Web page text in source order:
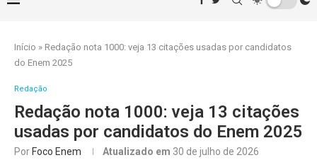
Início » Redação nota 1000: veja 13 citações usadas por candidatos
do Enem 2025
Redação
Redação nota 1000: veja 13 citações
usadas por candidatos do Enem 2025
Por Foco Enem Atualizado em 30 de julho de 2026